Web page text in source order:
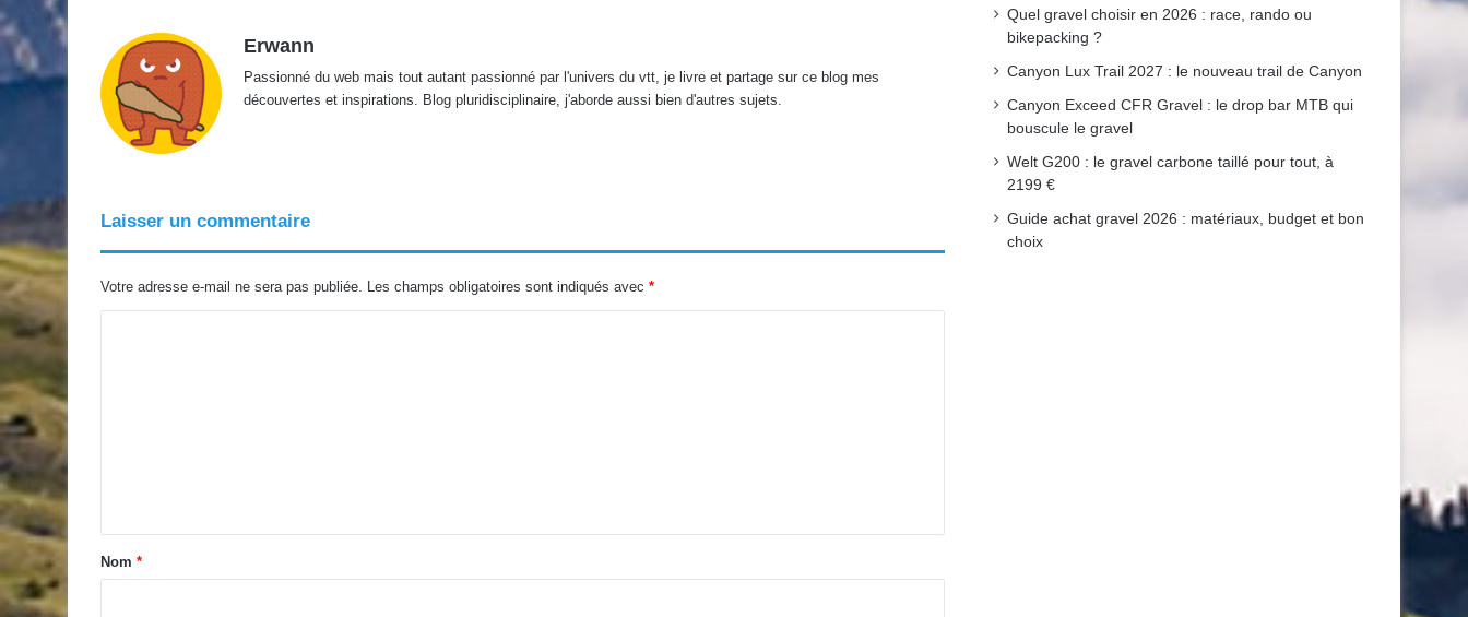
i
e
l
Erwann
Passionné du web mais tout autant passionné par l'univers du vtt, je livre et partage sur ce blog mes
découvertes et inspirations. Blog pluridisciplinaire, j'aborde aussi bien d'autres sujets.
Laisser un commentaire
Votre adresse e-mail ne sera pas publiée. Les champs obligatoires sont indiqués avec *
aNom *
Quel gravel choisir en 2026 : race, rando ou
bikepacking ?
Canyon Lux Trail 2027 : le nouveau trail de Canyon
Canyon Exceed CFR Gravel : le drop bar MTB qui
bouscule le gravel
Welt G200 : le gravel carbone taillé pour tout, à
2199 €
Guide achat gravel 2026 : matériaux, budget et bon
choix